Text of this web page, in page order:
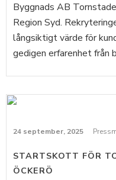
Byggnads AB
Region Syd.
långsiktigt värde för
gedigen erfarenhet från
24 september, 2025
STARTSKOTT FÖR
ÖCKERÖ